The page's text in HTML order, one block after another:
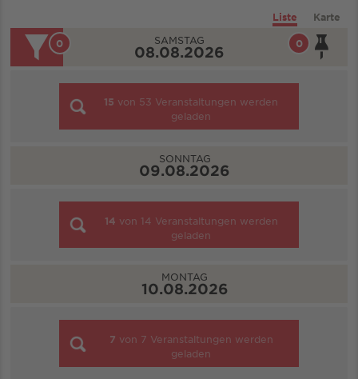
Liste Karte
0
0 SAMSTAG
08.08.2026
15 von 53 Veranstaltungen werden
geladen
SONNTAG
09.08.2026
14 von 14 Veranstaltungen werden
geladen
MONTAG
10.08.2026
7 von 7 Veranstaltungen werden
geladen